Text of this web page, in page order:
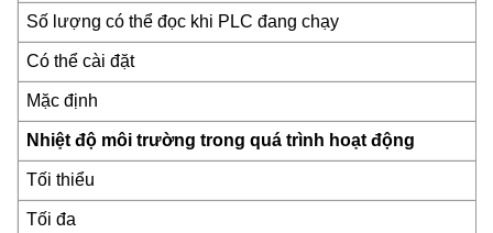
Số lượng có thể đọc khi PLC đang chạy
Có thể cài đặt
Mặc định
Nhiệt độ môi trường trong quá trình hoạt động
Tối thiểu
Tối đa